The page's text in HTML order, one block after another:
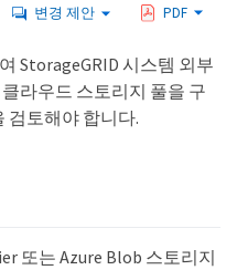
변경 제안 PDF
StorageGRID 시스템 외부
라우드 스토리지 풀을 구
검토해야 합니다.
또는 Azure Blob 스토리지